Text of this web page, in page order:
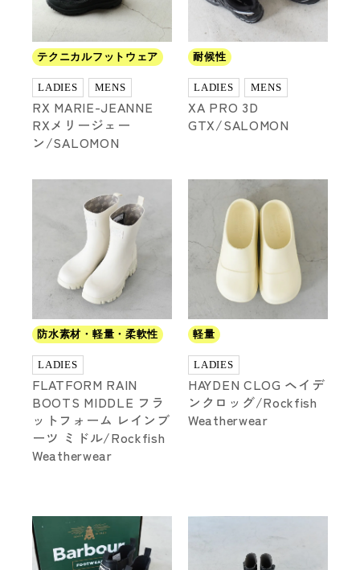
テクニカルフットウェア
LADIES MENS
RX MARIE-JEANNE
RXメリージェー
ン/SALOMON
耐候性
LADIES MENS
XA PRO 3D
GTX/SALOMON
防水素材・軽量・柔軟性
LADIES
FLATFORM RAIN
BOOTS MIDDLE フラ
ットフォーム レインブ
ーツ ミドル/Rockfish
Weatherwear
軽量
LADIES
HAYDEN CLOG ヘイデ
ンクロッグ/Rockfish
Weatherwear